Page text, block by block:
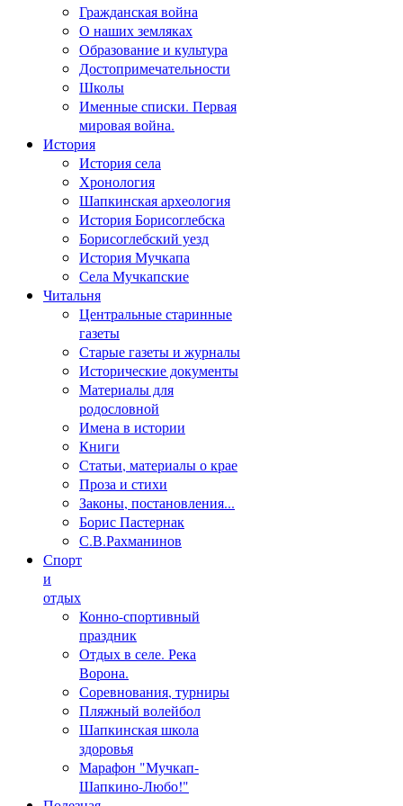
Гражданская война
О наших земляках
Образование и культура
Достопримечательности
Школы
Именные списки. Первая
мировая война.
История
История села
Хронология
Шапкинская археология
История Борисоглебска
Борисоглебский уезд
История Мучкапа
Села Мучкапские
Читальня
Центральные старинные
газеты
Старые газеты и журналы
Исторические документы
Материалы для
родословной
Имена в истории
Книги
Статьи, материалы о крае
Проза и стихи
Законы, постановления...
Борис Пастернак
С.В.Рахманинов
Спорт
и
отдых
Конно-спортивный
праздник
Отдых в селе. Река
Ворона.
Соревнования, турниры
Пляжный волейбол
Шапкинская школа
здоровья
Марафон "Мучкап-
Шапкино-Любо!"